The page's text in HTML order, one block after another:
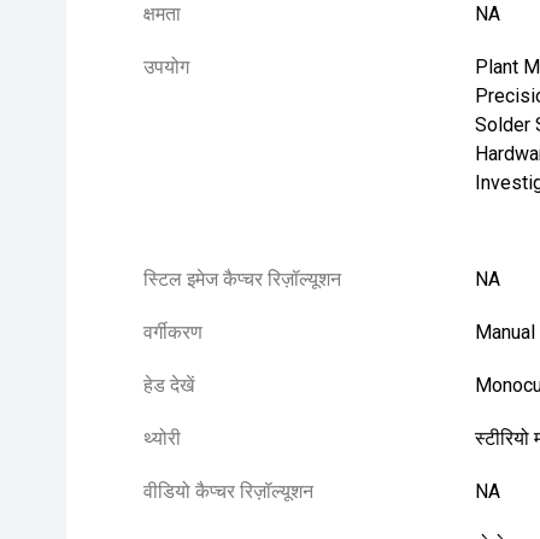
क्षमता NA
उपयोग
Plant
Solder
स्टिल इमेज कैप्चर रिज़ॉल्यूशन NA
वर्गीकरण Manual
हेड देखें
थ्योरी स्टीरियो
वीडियो कैप्चर रिज़ॉल्यूशन NA